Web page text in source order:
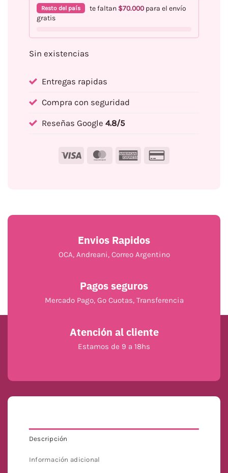
Resto del país te faltan $70.000para el envío
gratis
Sin existencias
Entregas rapidas
Compra con seguridad
Reseñas Google 4.8/5
Visa MasterCardAmerican
Envios Rapidos
OCA, Andreani, Correo Argentino
Pagos seguros
Mercado Pago, Go Cuotas, Transferencia
Atención al cliente
Estamos de 9 a 18hs
Descripción
Información adicional